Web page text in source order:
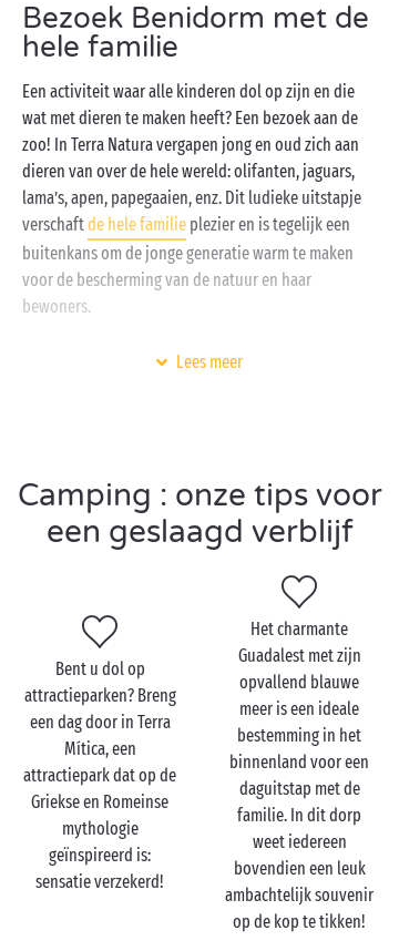
met verwarmd zwembad, dezeevlakbij,
accommodaties naar ieders smaak en een rijk aanbod
een 100% geslaagde vakantie van te maken!
Bezoek Benidorm met de
hele familie
Een activiteit waar alle kinderen dol op zijn en die
wat met dieren te maken heeft? Een bezoek aan de
zoo! In Terra Natura vergapen jong en oud zich aan
dieren van over de hele wereld: olifanten, jaguars,
lama’s, apen, papegaaien, enz. Dit ludieke uitstapje
verschaftde hele familie plezier en is tegelijk een
buitenkans om de jonge generatie warm te maken
voor de bescherming van de natuur en haar
bewoners.
Voor het vervolg van uw avonturen aan de Costa
natuurgebied. Ideaal om uw longen te vullen met
zuivere zeelucht te midden van een subliem
landschap dat uw hele gezelschap van de sokken
Bezoek Benidorm met z'n
tweetjes
Wie Costa Blanca zegt, denkt meteen aan mooie
stranden om lekker te bruinen. U hoeft dan ook niet
lang te zoeken naar een plekje om uw handdoek neer
te vlijen bij deMiddellandse Zee . Het strand van
Ponente en dat van Levante (een van de allermooiste
van de stad) liggen vlakbij en vormen de perfecte
setting voor een dagje dolce far niente met uw
geliefde. Dacht u veeleer aan een zwempartij in een
Lees meer
Camping : onze tips voor
een geslaagd verblijf
Bent u dol op
attractieparken? Breng
een dag door in Terra
Mítica, een
attractiepark dat op de
Griekse en Romeinse
mythologie
geïnspireerd is:
sensatie verzekerd!
Het charmante
Guadalest met zijn
opvallend blauwe
meer is een ideale
bestemming in het
binnenland voor een
daguitstap met de
familie. In dit dorp
weet iedereen
bovendien een leuk
ambachtelijk souvenir
op de kop te tikken!